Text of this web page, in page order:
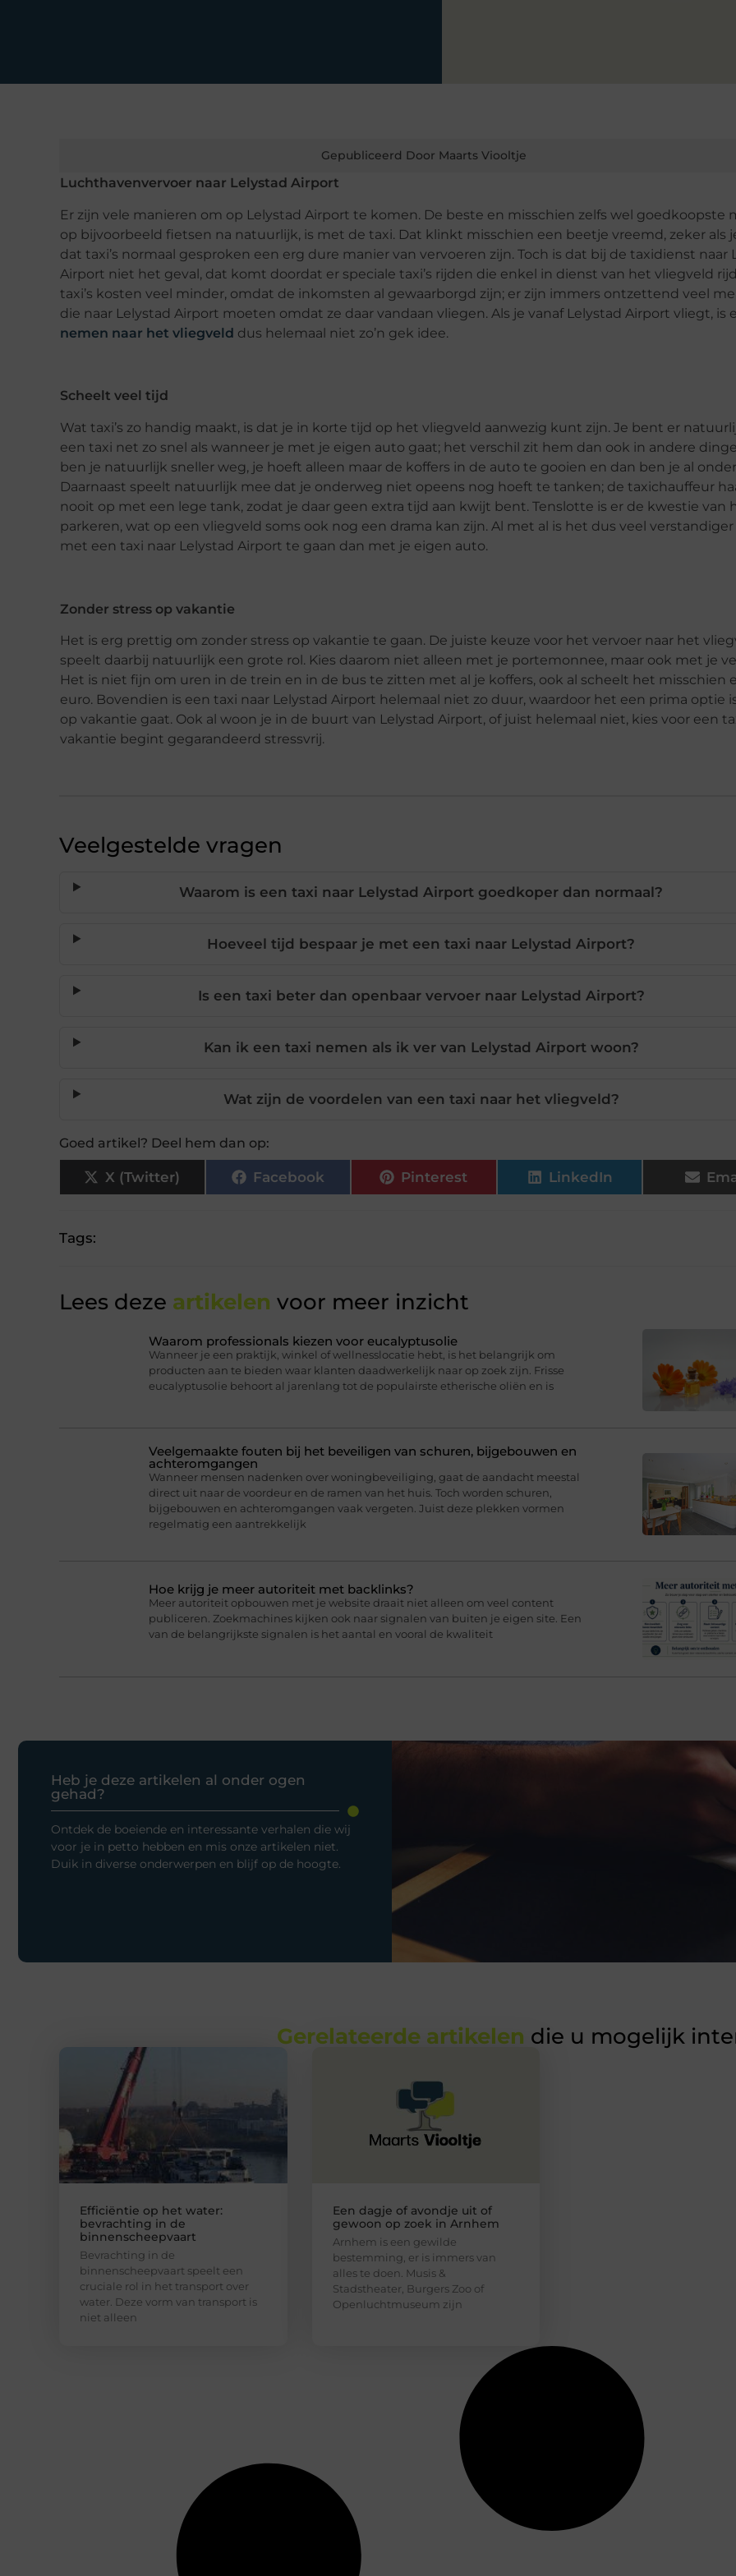
Gepubliceerd Door Maarts Viooltje
Luchthavenvervoer naar Lelystad Airport
Er zijn vele manieren om op Lelystad Airport te komen. De beste en misschien zelfs wel goedkoopste
op bijvoorbeeld fietsen na natuurlijk, is met de taxi. Dat klinkt misschien een beetje vreemd, zeker als
dat taxi’s normaal gesproken een erg dure manier van vervoeren zijn. Toch is dat bij de taxidienst naar
Airport niet het geval, dat komt doordat er speciale taxi’s rijden die enkel in dienst van het vliegveld
taxi’s kosten veel minder, omdat de inkomsten al gewaarborgd zijn; er zijn immers ontzettend veel
die naar Lelystad Airport moeten omdat ze daar vandaan vliegen. Als je vanaf Lelystad Airport vliegt, is
nemen naar het vliegveld dus helemaal niet zo’n gek idee.
Scheelt veel tijd
Wat taxi’s zo handig maakt, is dat je in korte tijd op het vliegveld aanwezig kunt zijn. Je bent er
een taxi net zo snel als wanneer je met je eigen auto gaat; het verschil zit hem dan ook in andere
ben je natuurlijk sneller weg, je hoeft alleen maar de koffers in de auto te gooien en dan ben je al
Daarnaast speelt natuurlijk mee dat je onderweg niet opeens nog hoeft te tanken; de taxichauffeur
nooit op met een lege tank, zodat je daar geen extra tijd aan kwijt bent. Tenslotte is er de kwestie van
parkeren, wat op een vliegveld soms ook nog een drama kan zijn. Al met al is het dus veel
met een taxi naar Lelystad Airport te gaan dan met je eigen auto.
Zonder stress op vakantie
Het is erg prettig om zonder stress op vakantie te gaan. De juiste keuze voor het vervoer naar het
speelt daarbij natuurlijk een grote rol. Kies daarom niet alleen met je portemonnee, maar ook met je
Het is niet fijn om uren in de trein en in de bus te zitten met al je koffers, ook al scheelt het misschien
euro. Bovendien is een taxi naar Lelystad Airport helemaal niet zo duur, waardoor het een prima optie
op vakantie gaat. Ook al woon je in de buurt van Lelystad Airport, of juist helemaal niet, kies voor een
vakantie begint gegarandeerd stressvrij.
Veelgestelde vragen
Waarom is een taxi naar Lelystad Airport goedkoper dan normaal?
Hoeveel tijd bespaar je met een taxi naar Lelystad Airport?
Is een taxi beter dan openbaar vervoer naar Lelystad Airport?
Kan ik een taxi nemen als ik ver van Lelystad Airport woon?
Wat zijn de voordelen van een taxi naar het vliegveld?
Goed artikel? Deel hem dan op:
X (Twitter) Facebook Pinterest LinkedIn
Tags:
Lees deze artikelen voor meer inzicht
Waarom professionals kiezen voor eucalyptusolie
Wanneer je een praktijk, winkel of wellnesslocatie hebt, is het belangrijk om
producten aan te bieden waar klanten daadwerkelijk naar op zoek zijn. Frisse
eucalyptusolie behoort al jarenlang tot de populairste etherische oliën en is
Veelgemaakte fouten bij het beveiligen van schuren, bijgebouwen en
achteromgangen
Wanneer mensen nadenken over woningbeveiliging, gaat de aandacht meestal
direct uit naar de voordeur en de ramen van het huis. Toch worden schuren,
bijgebouwen en achteromgangen vaak vergeten. Juist deze plekken vormen
regelmatig een aantrekkelijk
Hoe krijg je meer autoriteit met backlinks?
Meer autoriteit opbouwen met je website draait niet alleen om veel content
publiceren. Zoekmachines kijken ook naar signalen van buiten je eigen site. Een
van de belangrijkste signalen is het aantal en vooral de kwaliteit
Heb je deze artikelen al onder ogen
gehad?
Ontdek de boeiende en interessante verhalen die wij
voor je in petto hebben en mis onze artikelen niet.
Duik in diverse onderwerpen en blijf op de hoogte.
Gerelateerde artikelen die u mogelijk
Efficiëntie op het water:
bevrachting in de
binnenscheepvaart
Bevrachting in de
binnenscheepvaart speelt een
cruciale rol in het transport over
water. Deze vorm van transport is
niet alleen
Een dagje of avondje uit of
gewoon op zoek in Arnhem
Arnhem is een gewilde
bestemming, er is immers van
alles te doen. Musis &
Stadstheater, Burgers Zoo of
Openluchtmuseum zijn